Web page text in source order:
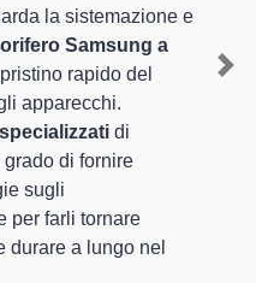
la sistemazione e
Samsung a
rapido del
apparecchi.
di
di fornire
sugli
per farli tornare
durare a lungo nel